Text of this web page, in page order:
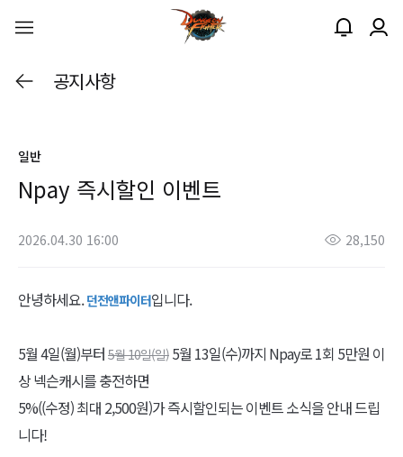
공지사항
일반
Npay 즉시할인 이벤트
2026.04.30 16:00 28,150
안녕하세요.던전앤파이터입니다.
5월 4일(월)부터 5월 10일(일) 5월 13일(수)까지 Npay로 1회 5만원 이
상 넥슨캐시를 충전하면
5%((수정) 최대 2,500원)가 즉시할인되는 이벤트 소식을 안내 드립
니다!